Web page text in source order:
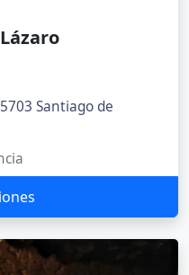
Santiago de